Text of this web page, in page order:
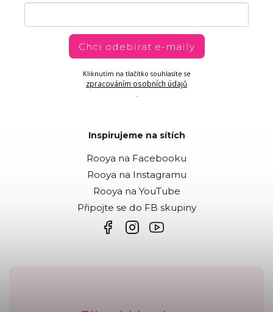
Chci odebírat e-maily
Kliknutím na tlačítko souhlasíte se
zpracováním osobních údajů
.
Inspirujeme na sítích
Rooya na Facebooku
Rooya na Instagramu
Rooya na YouTube
Připojte se do FB skupiny